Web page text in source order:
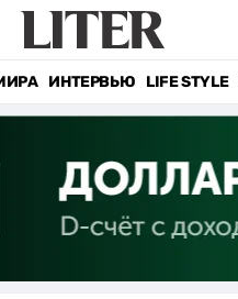
ИНТЕРВЬЮ LIFE STYLE